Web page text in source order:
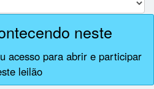
neste
acesso para abrir e participar
leilão